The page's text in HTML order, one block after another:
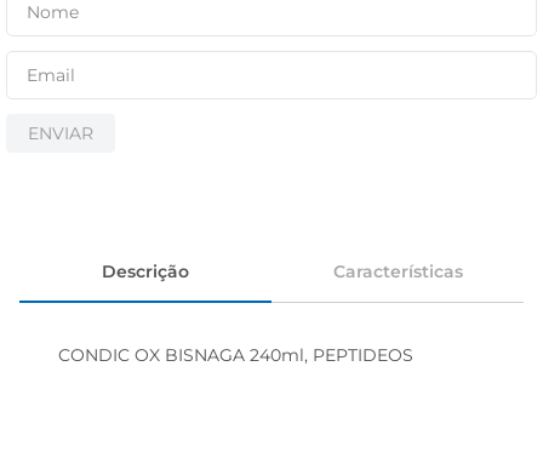
ENVIAR
Descrição Características
CONDIC OX BISNAGA 240ml, PEPTIDEOS
cerveja